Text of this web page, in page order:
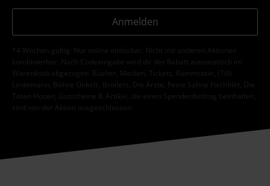
Anmelden
*4 Wochen gültig. Nur online einlösbar. Nicht mit anderen Aktionen
kombinierbar. Nach Codeeingabe wird dir der Rabatt automatisch im
Warenkorb abgezogen. Bücher, Medien, Tickets, Rammstein, (Till)
Lindemann, Böhse Onkelz, Broilers, Die Ärzte, Feine Sahne Fischfilet, Die
Toten Hosen, Gutscheine & Artikel, die einen Spendenbeitrag beinhalten,
sind von der Aktion ausgeschlossen.